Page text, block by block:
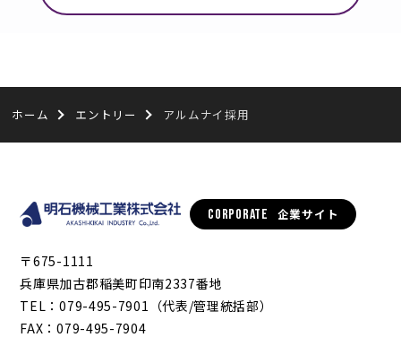
社および機密保持契約を締結しました法人以外には
お客様が本ウェブサイトにアクセスし、閲覧するに
りません。
但し、本ウェブサイトの「お問い合わせ」をご利用
される場合に限り、本ウェブサイトに個人情報を登
録していただく必要があります。
お客様が登録された個人情報は、ご本人であること
が確認できた場合に限り、いつでも変更することが
ホーム エントリー アルムナイ採用
CORPORATE 企業サイト
〒675-1111
兵庫県加古郡稲美町印南2337番地
TEL：079-495-7901（代表/管理統括部）
FAX：079-495-7904